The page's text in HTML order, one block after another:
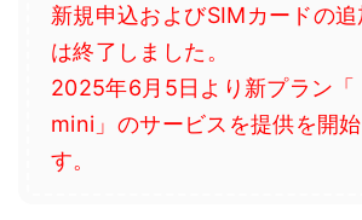
新規申込およびSIMカードの
は終了しました。
2025年6月5日より新プラン「
mini」のサービスを提供を開
す。